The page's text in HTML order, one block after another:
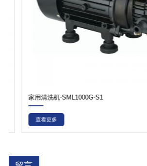
家用清洗机-SML1000G-S1
查看更多